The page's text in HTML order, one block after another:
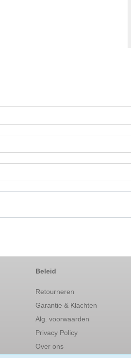
Beleid
Retourneren
Garantie & Klachten
Alg. voorwaarden
Privacy Policy
Over ons